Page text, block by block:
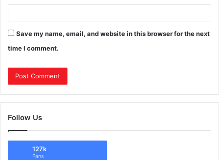
Save my name, email, and website in this browser for the next
time I comment.
Follow Us
127k
Fans